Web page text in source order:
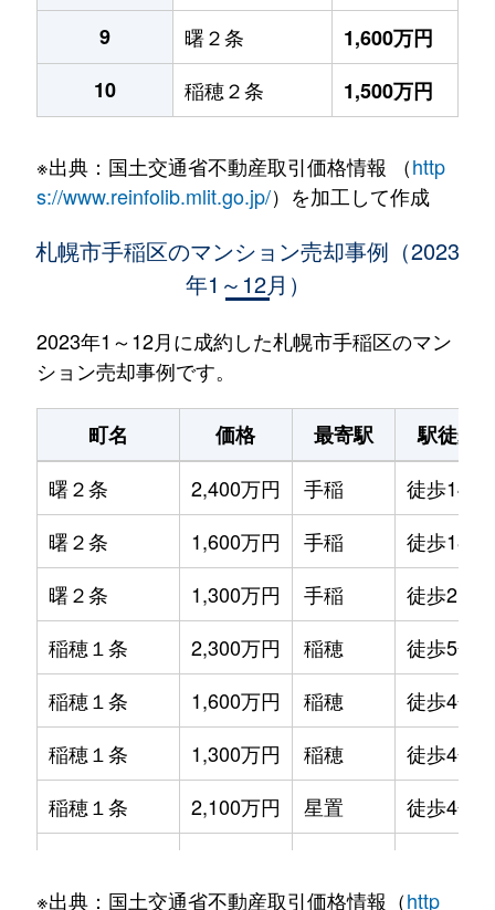
9
曙２条
1,600万円
10
稲穂２条 1,500万円
※出典：国土交通省不動産取引価格情報 （http
s://www.reinfolib.mlit.go.jp/）を加工して作成
札幌市手稲区のマンション売却事例（2023
年1～12月）
2023年1～12月に成約した札幌市手稲区のマン
ション売却事例です。
町名 価格 最寄駅
駅徒歩
曙２条
2,400万円 手稲
徒歩14分
曙２条
1,600万円 手稲
徒歩18分
曙２条
1,300万円 手稲
徒歩21分
稲穂１条
2,300万円 稲穂
徒歩5分
稲穂１条
1,600万円 稲穂
徒歩4分
稲穂１条
1,300万円 稲穂
徒歩4分
稲穂１条
2,100万円 星置
徒歩4分
※出典：国土交通省不動産取引価格情報（http